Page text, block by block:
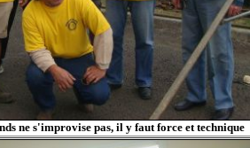
ne s'improvise pas, il y faut force et technique